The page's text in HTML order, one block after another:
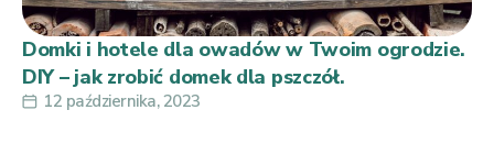
Domki i hotele dla owadów w Twoim ogrodzie.
DIY – jak zrobić domek dla pszczół.
12 października, 2023